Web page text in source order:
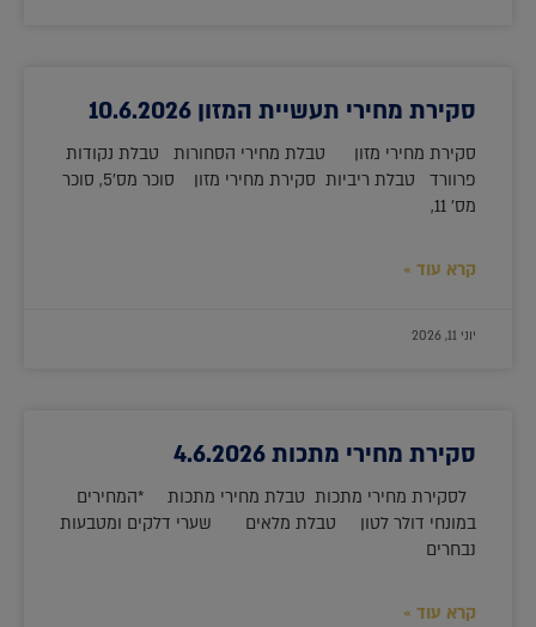
סקירת מחירי תעשיית המזון 10.6.2026
סקירת מחירי מזון טבלת מחירי הסחורות טבלת נקודות
פרוורד טבלת ריביות סקירת מחירי מזון סוכר מס'5, סוכר
מס' 11,
קרא עוד »
יוני 11, 2026
סקירת מחירי מתכות 4.6.2026
לסקירת מחירי מתכות טבלת מחירי מתכות *המחירים
במונחי דולר לטון טבלת מלאים שערי דלקים ומטבעות
נבחרים
קרא עוד »